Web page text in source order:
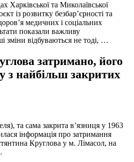
Харківської та Миколаївської
із розвитку безбар’єрності та
медичних і соціальних
показали важливу
зміни відбуваються не тоді, …
затримано, його
з найбільш закритих
та сама закрита в’язниця у 1963
інформація про затримання
Круглова у м. Лімасол, на